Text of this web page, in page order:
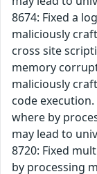
8674: Fixed a
maliciously
cross site
memory
maliciously
code execution.
where by
may lead to
8720: Fixed
by processing